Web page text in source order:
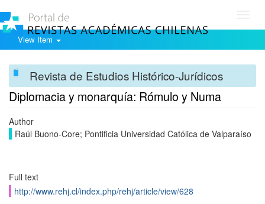
View Item
Revista de Estudios Histórico-Jurídicos
Diplomacia y monarquía: Rómulo y Numa
Author
Raúl Buono-Core; Pontificia Universidad Católica de Valparaíso
Full text
http://www.rehj.cl/index.php/rehj/article/view/628